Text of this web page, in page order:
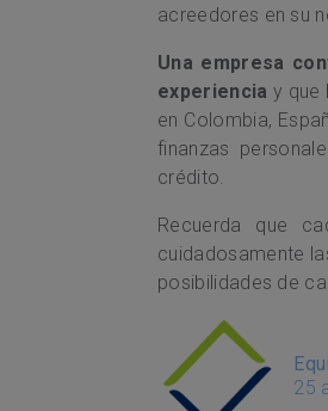
acreedores en su
Una empresa
experiencia y que
en Colombia,
finanzas
crédito.
Recuerda que
cuidadosamente
posibilidades de
25